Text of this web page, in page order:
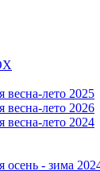
весна-лето 2025
весна-лето 2026
весна-лето 2024
осень - зима